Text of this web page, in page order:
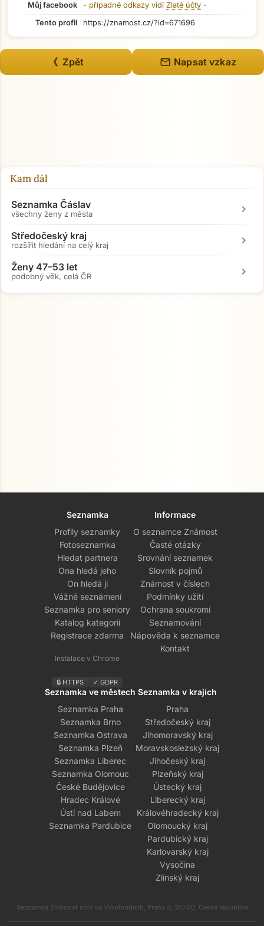
Přejít na hlavní obsah
Můj facebook - případné odkazy vidí Zlaté účty -
Tento profil
https://znamost.cz/?id=671696
《 Zpět mail Napsat vzkaz
Kam dál
Seznamka Čáslav
všechny ženy z města chevron_right
Středočeský kraj
rozšířit hledání na celý kraj chevron_right
Ženy 47–53 let
podobný věk, celá ČR chevron_right
Seznamka
Profily seznamky
Fotoseznamka
Hledat partnera
Ona hledá jeho
On hledá ji
Vážné seznámení
Seznamka pro seniory
Katalog kategorií
Registrace zdarma
Instalace v Chrome
🔒 HTTPS ✓ GDPR
Informace
O seznamce Známost
Časté otázky
Srovnání seznamek
Slovník pojmů
Známost v číslech
Podmínky užití
Ochrana soukromí
Seznamování
Nápověda k seznamce
Kontakt
Seznamka ve městech
Seznamka Praha
Seznamka Brno
Seznamka Ostrava
Seznamka Plzeň
Seznamka Liberec
Seznamka Olomouc
České Budějovice
Hradec Králové
Ústí nad Labem
Seznamka Pardubice
Seznamka v krajích
Praha
Středočeský kraj
Jihomoravský kraj
Moravskoslezský kraj
Jihočeský kraj
Plzeňský kraj
Ústecký kraj
Liberecký kraj
Královéhradecký kraj
Olomoucký kraj
Pardubický kraj
Karlovarský kraj
Vysočina
Zlínský kraj
Seznamka Známost sídlí na Vinohradech, Praha 3, 130 00, Česká republika